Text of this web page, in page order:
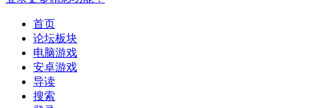
首页
论坛板块
电脑游戏
安卓游戏
导读
搜索